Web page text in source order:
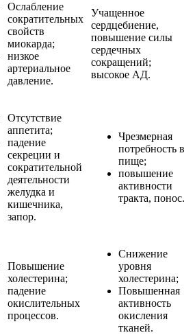
Ослабление
сократительных
свойств
миокарда;
низкое
артериальное
давление.
Учащенное
сердцебиение,
повышение силы
сердечных
сокращений;
высокое АД.
Отсутствие
аппетита;
падение
секреции и
сократительной
деятельности
желудка и
кишечника,
запор.
Чрезмерная
потребность в
пище;
повышение
активности
тракта, понос.
Повышение
холестерина;
падение
окислительных
процессов.
Снижение
уровня
холестерина;
Повышенная
активность
окисления
тканей.